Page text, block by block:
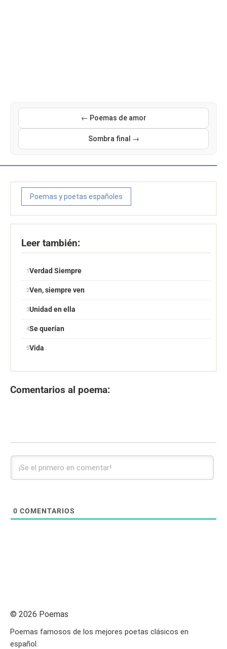
← Poemas de amor
Sombra final →
Poemas y poetas españoles
Leer también:
Verdad Siempre
Ven, siempre ven
Unidad en ella
Se querían
Vida
Comentarios al poema:
0 COMENTARIOS
© 2026 Poemas
Poemas famosos de los mejores poetas clásicos en
español.